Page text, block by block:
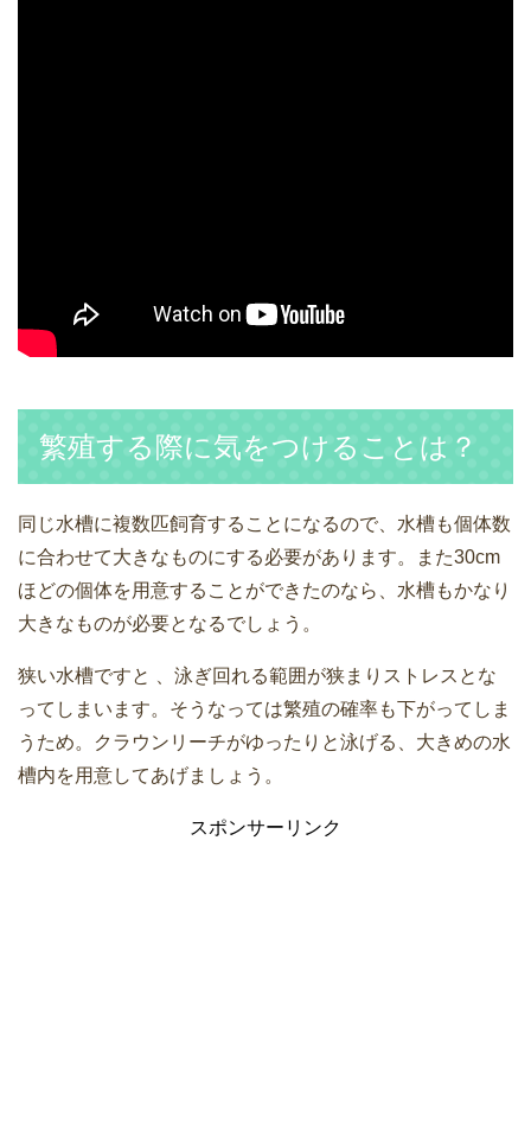
繁殖する際に気をつけることは？
同じ水槽に複数匹飼育することになるので、水槽も個体数
に合わせて大きなものにする必要があります。また30cm
ほどの個体を用意することができたのなら、水槽もかなり
大きなものが必要となるでしょう。
狭い水槽ですと 、泳ぎ回れる範囲が狭まりストレスとな
ってしまいます。そうなっては繁殖の確率も下がってしま
うため。クラウンリーチがゆったりと泳げる、大きめの水
槽内を用意してあげましょう。
スポンサーリンク